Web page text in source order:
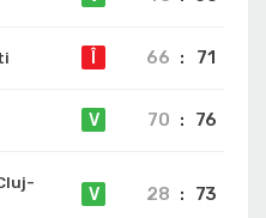
66 : 71
V 70 : 76
V 28 : 73